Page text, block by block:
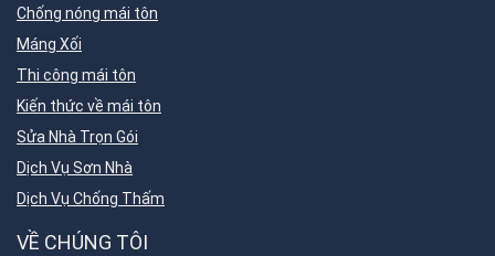
Chống nóng mái tôn
Máng Xối
Thi công mái tôn
Kiến thức về mái tôn
Sửa Nhà Trọn Gói
Dịch Vụ Sơn Nhà
Dịch Vụ Chống Thấm
VỀ CHÚNG TÔI